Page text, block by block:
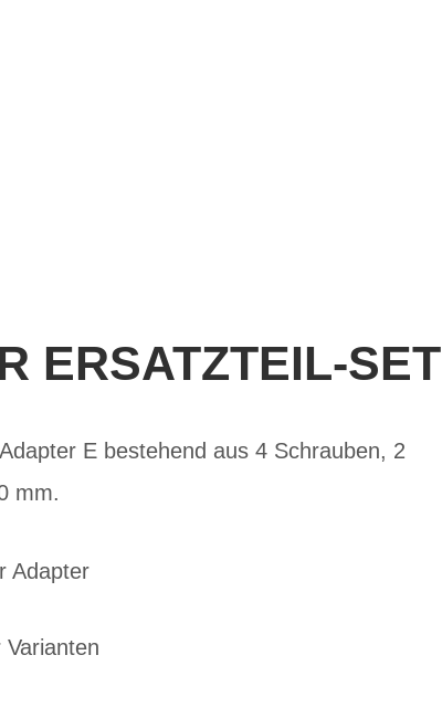
ERSATZTEIL-SET
E bestehend aus 4 Schrauben, 2
mm.
Adapter